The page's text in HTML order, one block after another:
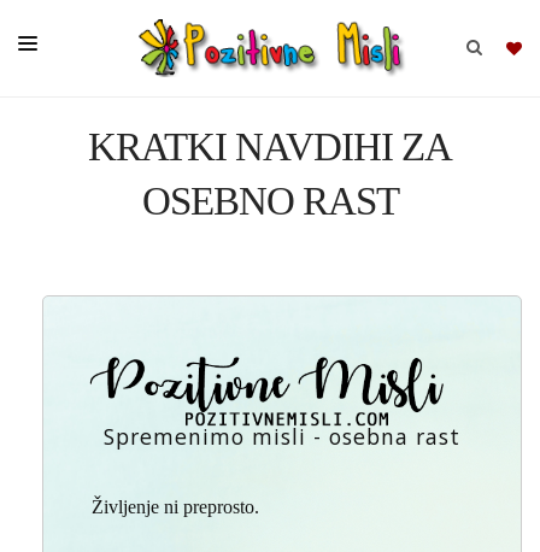
KRATKI NAVDIHI ZA
OSEBNO RAST
Spremenimo misli - osebna rast
Življenje ni preprosto.